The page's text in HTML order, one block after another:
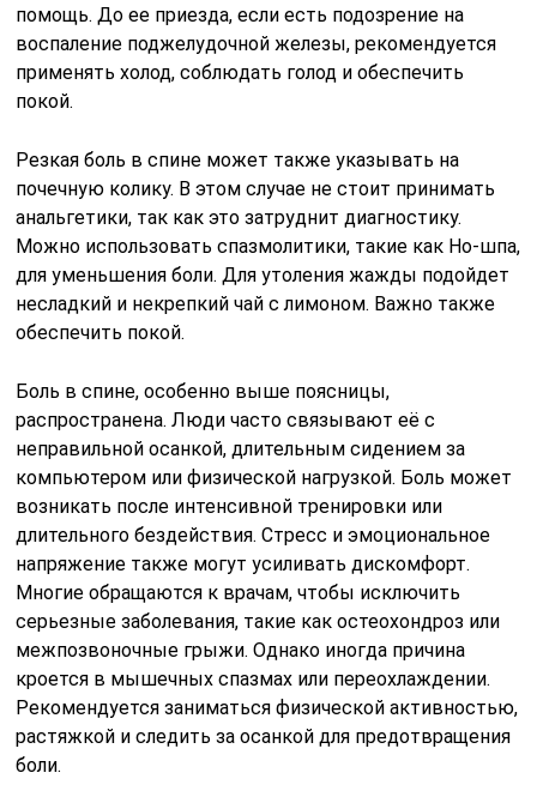
помощь. До ее приезда, если есть подозрение на
воспаление поджелудочной железы, рекомендуется
применять холод, соблюдать голод и обеспечить
покой.
Резкая боль в спине может также указывать на
почечную колику. В этом случае не стоит принимать
анальгетики, так как это затруднит диагностику.
Можно использовать спазмолитики, такие как Но-шпа,
для уменьшения боли. Для утоления жажды подойдет
несладкий и некрепкий чай с лимоном. Важно также
обеспечить покой.
Боль в спине, особенно выше поясницы,
распространена. Люди часто связывают её с
неправильной осанкой, длительным сидением за
компьютером или физической нагрузкой. Боль может
возникать после интенсивной тренировки или
длительного бездействия. Стресс и эмоциональное
напряжение также могут усиливать дискомфорт.
Многие обращаются к врачам, чтобы исключить
серьезные заболевания, такие как остеохондроз или
межпозвоночные грыжи. Однако иногда причина
кроется в мышечных спазмах или переохлаждении.
Рекомендуется заниматься физической активностью,
растяжкой и следить за осанкой для предотвращения
боли.